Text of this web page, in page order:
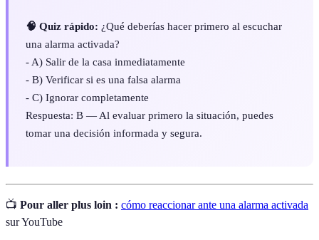
🧠 Quiz rápido: ¿Qué deberías hacer primero al escuchar
una alarma activada?
- A) Salir de la casa inmediatamente
- B) Verificar si es una falsa alarma
- C) Ignorar completamente
Respuesta: B — Al evaluar primero la situación, puedes
tomar una decisión informada y segura.
📺 Pour aller plus loin : cómo reaccionar ante una alarma activada
sur YouTube